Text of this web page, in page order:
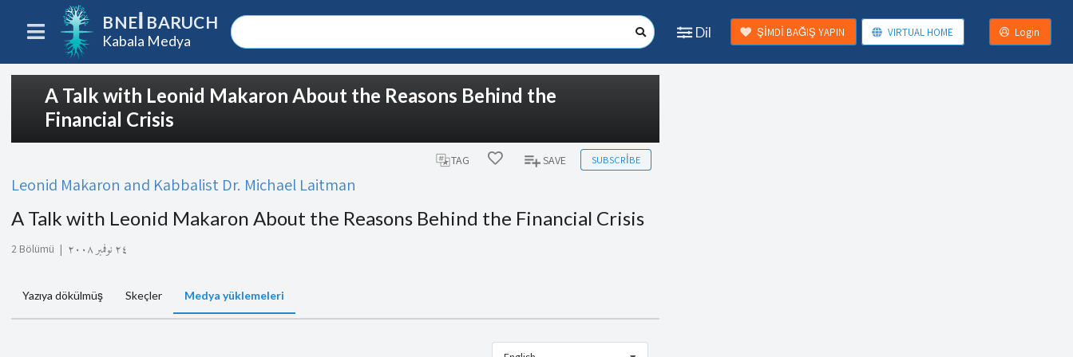
BNEI BARUCH
Kabala Medya
Dil ŞİMDİ BAĞIŞ YAPIN VIRTUAL HOME Login
A Talk with Leonid Makaron About the Reasons Behind the
Financial Crisis
TAG SAVE SUBSCRIBE
Leonid Makaron and Kabbalist Dr. Michael Laitman
A Talk with Leonid Makaron About the Reasons Behind the Financial Crisis
2 Bölümü | ٢٤ نوفمبر ٢٠٠٨
Yazıya dökülmüş Skeçler Medya yüklemeleri